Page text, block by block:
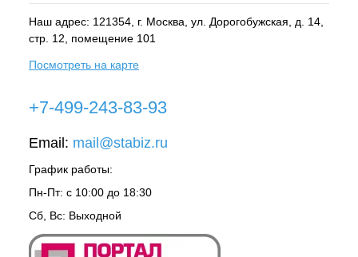
Наш адрес: 121354, г. Москва , ул. Дорогобужская, д. 14,
стр. 12, помещение 101
Посмотреть на карте
+7-499-243-83-93
Email: mail@stabiz.ru
График работы:
Пн-Пт: с 10:00 до 18:30
Сб, Вс: Выходной